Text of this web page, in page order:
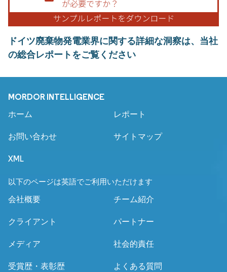
ドイツ廃棄物発電業界に関する詳細な洞察は、当社
の総合レポートをご覧ください
MORDOR INTELLIGENCE
ホーム レポート
お問い合わせ サイトマップ
XML
以下のページは英語でご利用いただけます
会社概要 チーム紹介
クライアント パートナー
メディア 社会的責任
受賞歴・表彰歴 よくある質問